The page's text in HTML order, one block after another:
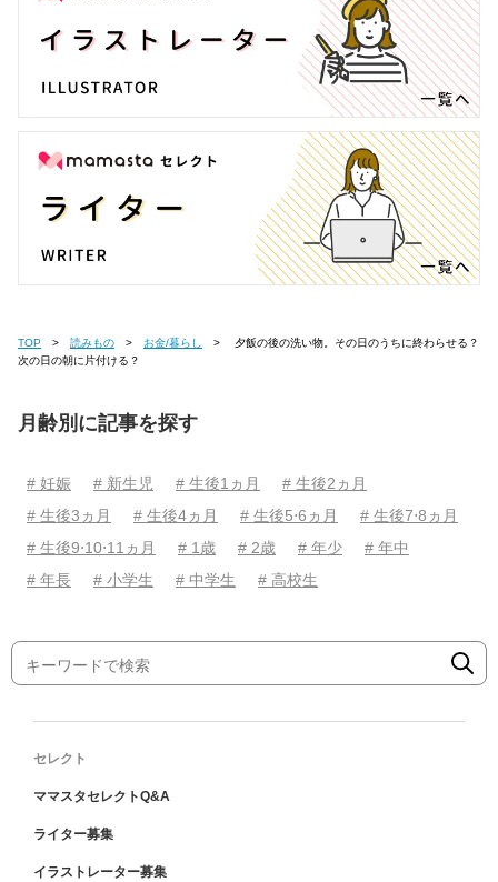
TOP 読みもの お金/暮らし
次の日の朝に片付ける？
月齢別に記事を探す
# 妊娠 # 新生児 # 生後1ヵ月
# 生後2ヵ月
# 生後3ヵ月
# 生後4ヵ月 # 生後5⋅6ヵ月
# 生後7⋅8ヵ月
# 生後9⋅10⋅11ヵ月
# 1歳 # 2歳 # 年少
# 年中
# 年長
# 小学生 # 中学生 # 高校生
セレクト
ママスタセレクトQ&A
ライター募集
イラストレーター募集